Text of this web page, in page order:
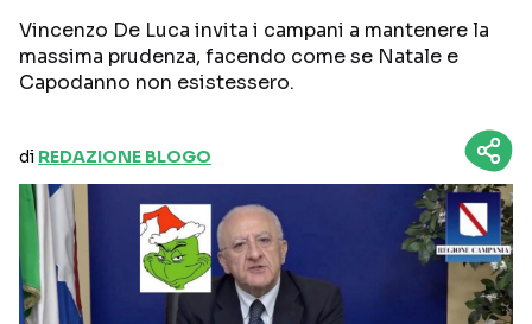
Vincenzo De Luca invita i campani a mantenere la
massima prudenza, facendo come se Natale e
Capodanno non esistessero.
di REDAZIONE BLOGO